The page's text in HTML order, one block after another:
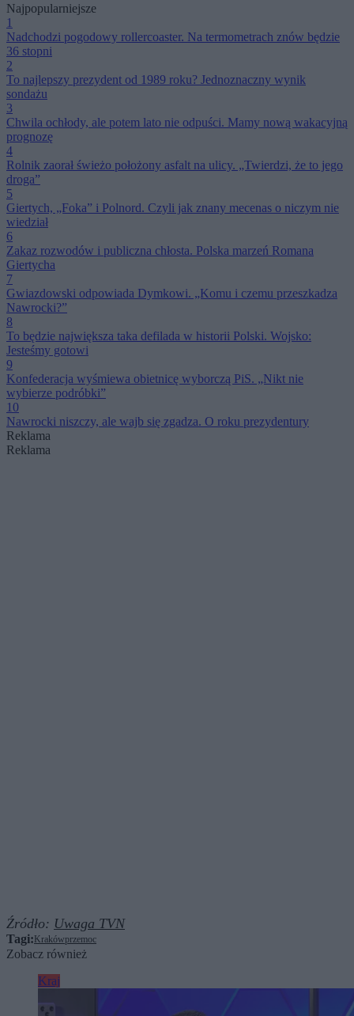
Najpopularniejsze
1
Nadchodzi pogodowy rollercoaster. Na termometrach znów będzie
36 stopni
2
To najlepszy prezydent od 1989 roku? Jednoznaczny wynik
sondażu
3
Chwila ochłody, ale potem lato nie odpuści. Mamy nową wakacyjną
prognozę
4
Rolnik zaorał świeżo położony asfalt na ulicy. „Twierdzi, że to jego
droga”
5
Giertych, „Foka” i Polnord. Czyli jak znany mecenas o niczym nie
wiedział
6
Zakaz rozwodów i publiczna chłosta. Polska marzeń Romana
Giertycha
7
Gwiazdowski odpowiada Dymkowi. „Komu i czemu przeszkadza
Nawrocki?”
8
To będzie największa taka defilada w historii Polski. Wojsko:
Jesteśmy gotowi
9
Konfederacja wyśmiewa obietnicę wyborczą PiS. „Nikt nie
wybierze podróbki”
10
Nawrocki niszczy, ale wajb się zgadza. O roku prezydentury
Reklama
Reklama
Źródło: Uwaga TVN
Tagi:Krakówprzemoc
Zobacz również
Kraj